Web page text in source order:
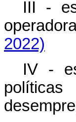
III -
2022)
IV -